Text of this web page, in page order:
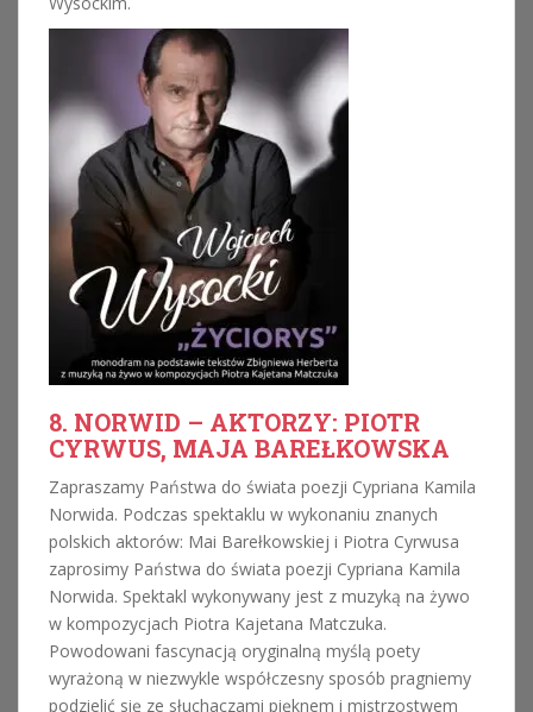
8. NORWID – AKTORZY: PIOTR
CYRWUS, MAJA BAREŁKOWSKA
Zapraszamy Państwa do świata poezji Cypriana Kamila
Norwida. Podczas spektaklu w wykonaniu znanych
polskich aktorów: Mai Barełkowskiej i Piotra Cyrwusa
zaprosimy Państwa do świata poezji Cypriana Kamila
Norwida. Spektakl wykonywany jest z muzyką na żywo
w kompozycjach Piotra Kajetana Matczuka.
Powodowani fascynacją oryginalną myślą poety
wyrażoną w niezwykle współczesny sposób pragniemy
podzielić się ze słuchaczami pięknem i mistrzostwem